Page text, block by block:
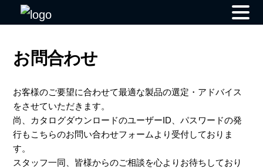
contentお問合わせ
お客様のご要望に合わせて最適な製品の選定・アドバイス
をさせていただきます。
尚、カタログダウンロードのユーザーID、パスワードの発
行もこちらのお問い合わせフォームより受付しておりま
す。
スタッフ一同、皆様からのご相談を心よりお待ちしており